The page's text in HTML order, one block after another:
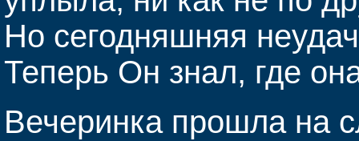
Но сегодняшняя
Теперь Он знал, где
Вечеринка прошла на